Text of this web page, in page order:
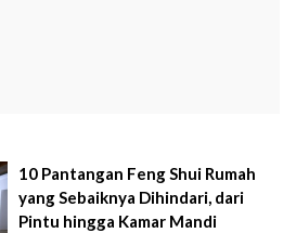
10 Pantangan Feng Shui Rumah
yang Sebaiknya Dihindari, dari
Pintu hingga Kamar Mandi